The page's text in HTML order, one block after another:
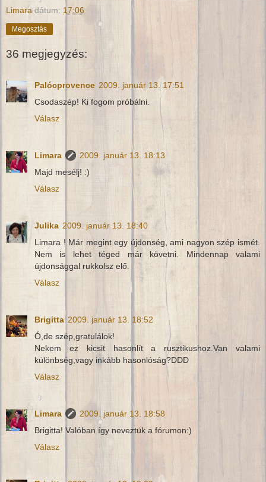
Limara dátum: 17:06
Megosztás
36 megjegyzés:
Palócprovence 2009. január 13. 17:51
Csodaszép! Ki fogom próbálni.
Válasz
Limara
2009. január 13. 18:13
Majd mesélj! :)
Válasz
Julika 2009. január 13. 18:40
Limara ! Már megint egy újdonség, ami nagyon szép ismét.
Nem is lehet téged már követni. Mindennap valami
újdonsággal rukkolsz elő.
Válasz
Brigitta 2009. január 13. 18:52
Ó,de szép,gratulálok!
Nekem ez kicsit hasonlít a rusztikushoz.Van valami
különbség,vagy inkább hasonlóság?DDD
Válasz
Limara
2009. január 13. 18:58
Brigitta! Valóban így neveztük a fórumon:)
Válasz